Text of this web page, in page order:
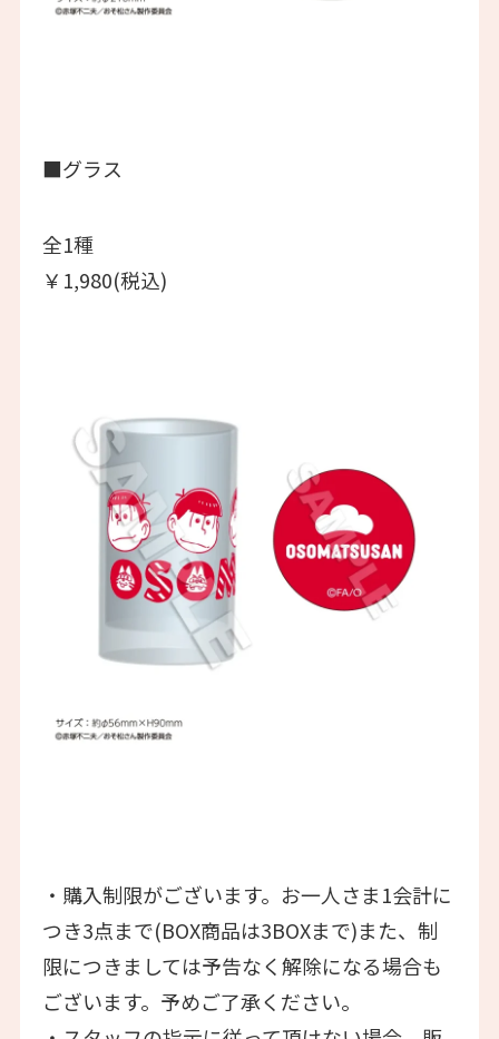
■グラス
全1種
￥1,980(税込)
・購入制限がございます。お一人さま1会計に
つき3点まで(BOX商品は3BOXまで)また、制
限につきましては予告なく解除になる場合も
ございます。予めご了承ください。